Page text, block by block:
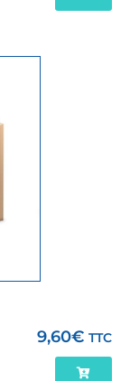
9,60€ TTC